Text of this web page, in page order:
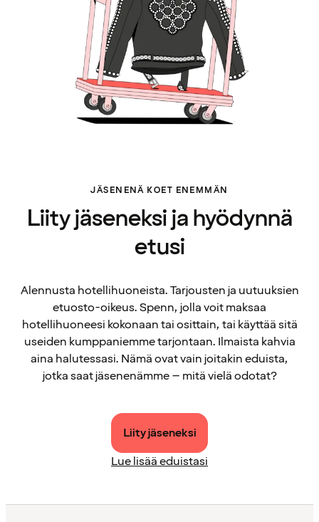
JÄSENENÄ KOET ENEMMÄN
Liity jäseneksi ja hyödynnä
etusi
Alennusta hotellihuoneista. Tarjousten ja uutuuksien
etuosto-oikeus. Spenn, jolla voit maksaa
hotellihuoneesi kokonaan tai osittain, tai käyttää sitä
useiden kumppaniemme tarjontaan. Ilmaista kahvia
aina halutessasi. Nämä ovat vain joitakin eduista,
jotka saat jäsenenämme – mitä vielä odotat?
Liity jäseneksi
Lue lisää eduistasi